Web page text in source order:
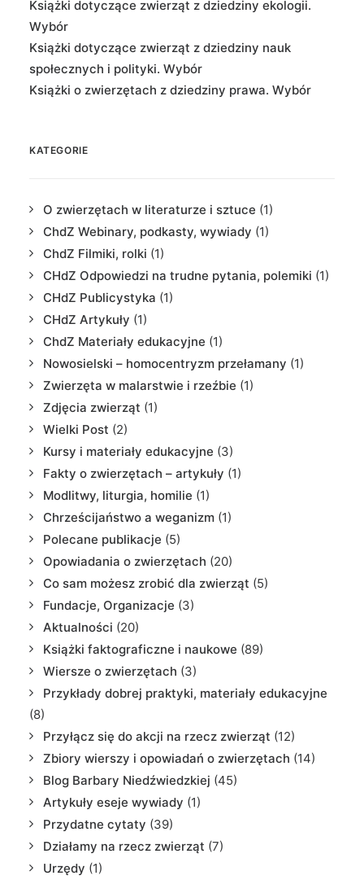
Książki dotyczące zwierząt z dziedziny ekologii.
Wybór
Książki dotyczące zwierząt z dziedziny nauk
społecznych i polityki. Wybór
Książki o zwierzętach z dziedziny prawa. Wybór
KATEGORIE
O zwierzętach w literaturze i sztuce (1)
ChdZ Webinary, podkasty, wywiady (1)
ChdZ Filmiki, rolki (1)
CHdZ Odpowiedzi na trudne pytania, polemiki (1)
CHdZ Publicystyka (1)
CHdZ Artykuły (1)
ChdZ Materiały edukacyjne (1)
Nowosielski – homocentryzm przełamany (1)
Zwierzęta w malarstwie i rzeźbie (1)
Zdjęcia zwierząt (1)
Wielki Post (2)
Kursy i materiały edukacyjne (3)
Fakty o zwierzętach – artykuły (1)
Modlitwy, liturgia, homilie (1)
Chrześcijaństwo a weganizm (1)
Polecane publikacje (5)
Opowiadania o zwierzętach (20)
Co sam możesz zrobić dla zwierząt (5)
Fundacje, Organizacje (3)
Aktualności (20)
Książki faktograficzne i naukowe (89)
Wiersze o zwierzętach (3)
Przykłady dobrej praktyki, materiały edukacyjne
(8)
Przyłącz się do akcji na rzecz zwierząt (12)
Zbiory wierszy i opowiadań o zwierzętach (14)
Blog Barbary Niedźwiedzkiej (45)
Artykuły eseje wywiady (1)
Przydatne cytaty (39)
Działamy na rzecz zwierząt (7)
Urzędy (1)